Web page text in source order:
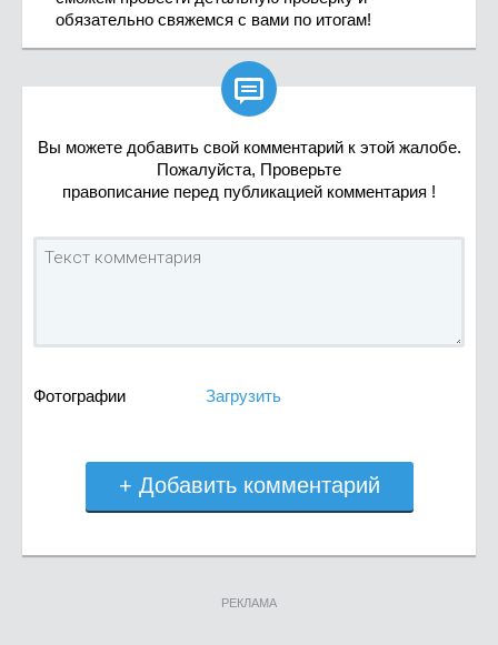
обязательно свяжемся с вами по итогам!

Вы можете добавить свой комментарий к этой жалобе.
Пожалуйста, Проверьте
правописание перед публикацией комментария !
Фотографии Загрузить
+ Добавить комментарий
РЕКЛАМА